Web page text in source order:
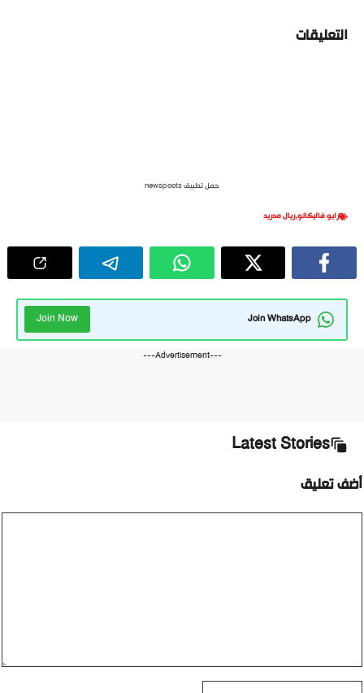
التعليقات
حمل تطبيق newspoots
رايو فاليكانو,ريال مدريد
Join WhatsApp
Join Now
---Advertisement---
Latest Stories
أضف تعليق